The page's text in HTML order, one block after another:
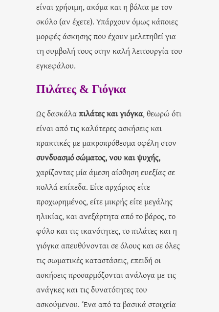
είναι χρήσιμη, ακόμα και η βόλτα με τον
σκύλο (αν έχετε). Υπάρχουν όμως κάποιες
μορφές άσκησης που έχουν μελετηθεί για
τη συμβολή τους στην καλή λειτουργία του
εγκεφάλου.
Πιλάτες & Γιόγκα
Ως δασκάλαπιλάτες και γιόγκα, θεωρώ ότι
είναι από τις καλύτερες ασκήσεις και
πρακτικές με μακροπρόθεσμα οφέλη στον
συνδυασμό σώματος, νου και ψυχής,
χαρίζοντας μία άμεση αίσθηση ευεξίας σε
πολλά επίπεδα. Είτε αρχάριος είτε
προχωρημένος, είτε μικρής είτε μεγάλης
ηλικίας, και ανεξάρτητα από το βάρος, το
φύλο και τις ικανότητες, το πιλάτες και η
γιόγκα απευθύνονται σε όλους και σε όλες
τις σωματικές καταστάσεις, επειδή οι
ασκήσεις προσαρμόζονται ανάλογα με τις
ανάγκες και τις δυνατότητες του
ασκούμενου. Ένα από τα βασικά στοιχεία